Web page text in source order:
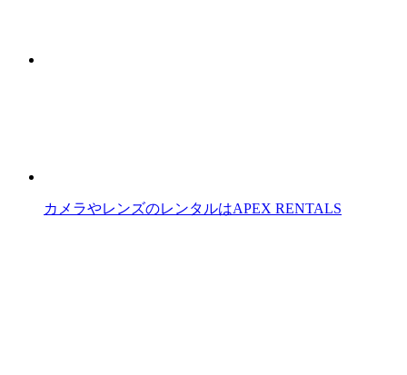
カメラやレンズのレンタルはAPEX RENTALS